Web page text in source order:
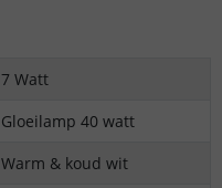
7 Watt
Gloeilamp 40 watt
Warm & koud wit